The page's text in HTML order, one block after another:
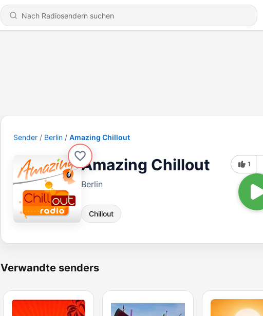
Sender Berlin Amazing Chillout
Amazing Chillout
Berlin
Chillout
1
Verwandte senders